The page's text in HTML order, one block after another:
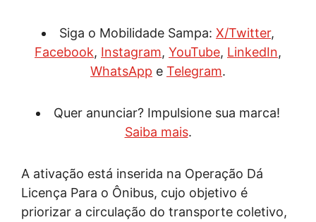
Siga o Mobilidade Sampa: X/Twitter,
Facebook, Instagram, YouTube, LinkedIn,
WhatsApp e Telegram.
Quer anunciar? Impulsione sua marca!
Saiba mais.
A ativação está inserida na Operação Dá
Licença Para o Ônibus, cujo objetivo é
priorizar a circulação do transporte coletivo,